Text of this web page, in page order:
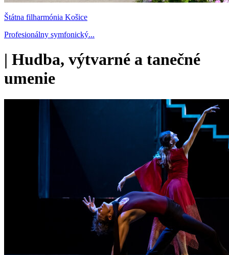
Štátna filharmónia Košice
Profesionálny symfonický...
| Hudba, výtvarné a tanečné
umenie